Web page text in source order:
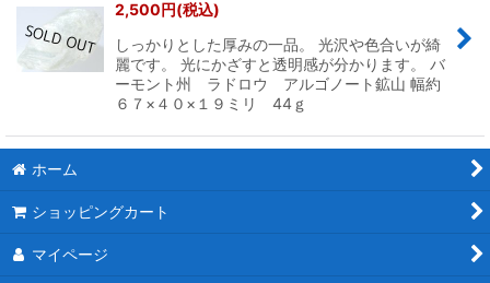
2,500円(税込)
しっかりとした厚みの一品。 光沢や色合いが綺
麗です。 光にかざすと透明感が分かります。 バ
ーモント州 ラドロウ アルゴノート鉱山 幅約
６７×４０×１９ミリ 44ｇ
ホーム
ショッピングカート
マイページ